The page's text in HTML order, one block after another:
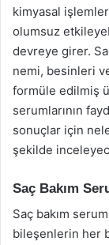
kimyasal işlemler
olumsuz
devreye girer.
nemi, besinleri
formüle edilmiş
serumlarının
sonuçlar için
şekilde
Saç Bakım
Saç bakım
bileşenlerin her